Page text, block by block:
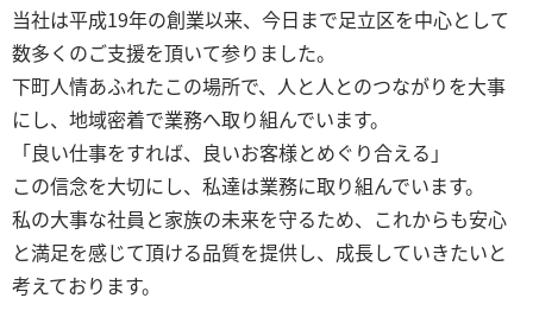
当社は平成19年の創業以来、今日まで足立区を中心として
数多くのご支援を頂いて参りました。
下町人情あふれたこの場所で、人と人とのつながりを大事
にし、地域密着で業務へ取り組んでいます。
「良い仕事をすれば、良いお客様とめぐり合える」
この信念を大切にし、私達は業務に取り組んでいます。
私の大事な社員と家族の未来を守るため、これからも安心
と満足を感じて頂ける品質を提供し、成長していきたいと
考えております。